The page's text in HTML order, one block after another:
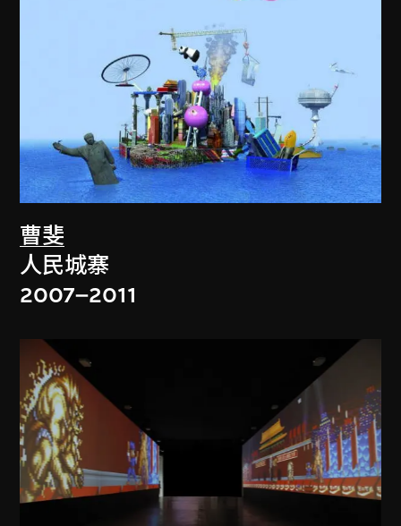
曹斐
人民城寨
2007–2011